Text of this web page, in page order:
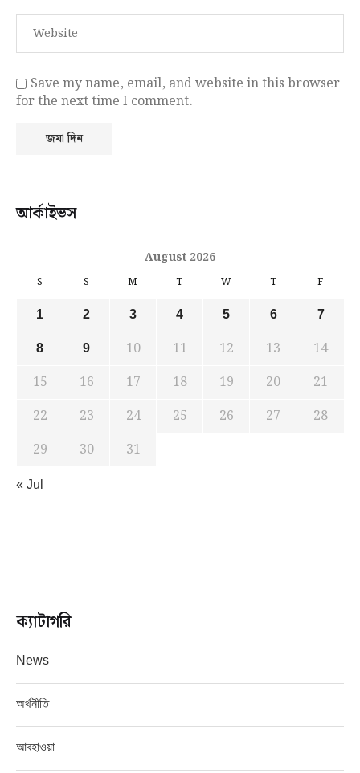
Save my name, email, and website in this browser
for the next time I comment.
আর্কাইভস
August 2026
S S M T W T F
1 2 3 4 5 6 7
8 9 10 11 12 13
14
15
16 17 18 19 20
21
22
23 24 25 26 27
28
29
30 31
« Jul
ক্যাটাগরি
News
অর্থনীতি
আবহাওয়া